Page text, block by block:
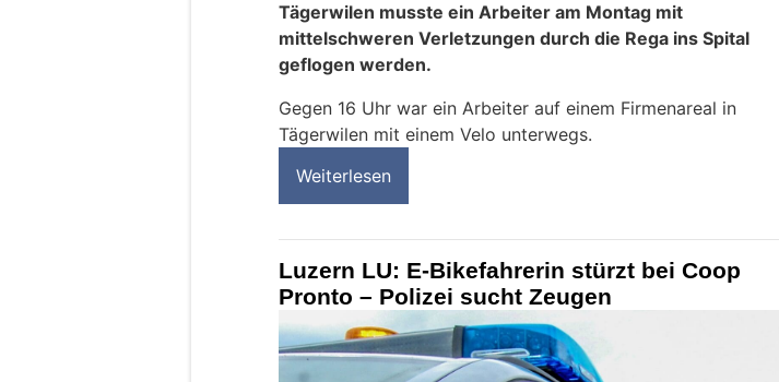
Tägerwilen musste ein Arbeiter am Montag mit
mittelschweren Verletzungen durch die Rega ins Spital
geflogen werden.
Gegen 16 Uhr war ein Arbeiter auf einem Firmenareal in
Tägerwilen mit einem Velo unterwegs.
Weiterlesen
Luzern LU: E-Bikefahrerin stürzt bei Coop
Pronto – Polizei sucht Zeugen